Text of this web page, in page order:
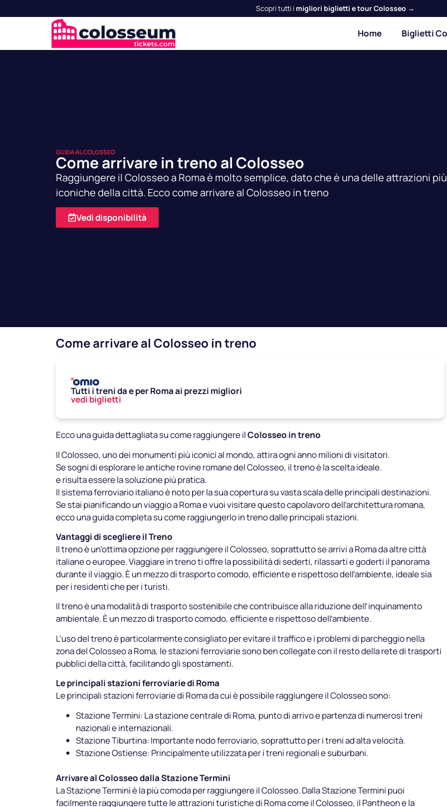
Scopri tutti i migliori biglietti e tour Colosseo →
Home Biglietti
GUIDA AL COLOSSEO
Come arrivare in treno al Colosseo
Raggiungere il Colosseo a Roma è molto semplice, dato che è una delle attrazioni più
iconiche della città. Ecco come arrivare al Colosseo in treno
Vedi disponibilità
Come arrivare al Colosseo in treno
Tutti i treni da e per Roma ai prezzi migliori
vedi biglietti
Ecco una guida dettagliata su come raggiungere ilColosseo in treno
Il Colosseo, uno dei monumenti più iconici al mondo, attira ogni anno milioni di visitatori.
Se sogni di esplorare le antiche rovine romane del Colosseo, il treno è la scelta ideale.
e risulta essere la soluzione più pratica.
Il sistema ferroviario italiano è noto per la sua copertura su vasta scala delle principali destinazioni.
Se stai pianificando un viaggio a Roma e vuoi visitare questo capolavoro dell’architettura romana,
ecco una guida completa su come raggiungerlo in treno dalle principali stazioni.
Vantaggi di scegliere il Treno
Il treno è un’ottima opzione per raggiungere il Colosseo, soprattutto se arrivi a Roma da altre città
italiane o europee. Viaggiare in treno ti offre la possibilità di sederti, rilassarti e goderti il panorama
durante il viaggio. È un mezzo di trasporto comodo, efficiente e rispettoso dell’ambiente, ideale sia
per i residenti che per i turisti.
Il treno è una modalità di trasporto sostenibile che contribuisce alla riduzione dell’inquinamento
ambientale. È un mezzo di trasporto comodo, efficiente e rispettoso dell’ambiente.
L’uso del treno è particolarmente consigliato per evitare il traffico e i problemi di parcheggio nella
zona del Colosseo a Roma, le stazioni ferroviarie sono ben collegate con il resto della rete di trasporti
pubblici della città, facilitando gli spostamenti.
Le principali stazioni ferroviarie di Roma
Le principali stazioni ferroviarie di Roma da cui è possibile raggiungere il Colosseo sono:
Stazione Termini: La stazione centrale di Roma, punto di arrivo e partenza di numerosi treni
nazionali e internazionali.
Stazione Tiburtina: Importante nodo ferroviario, soprattutto per i treni ad alta velocità.
Stazione Ostiense: Principalmente utilizzata per i treni regionali e suburbani.
Arrivare al Colosseo dalla Stazione Termini
La Stazione Termini è la più comoda per raggiungere il Colosseo. Dalla Stazione Termini puoi
facilmente raggiungere tutte le attrazioni turistiche di Roma come il Colosseo, il Pantheon e la